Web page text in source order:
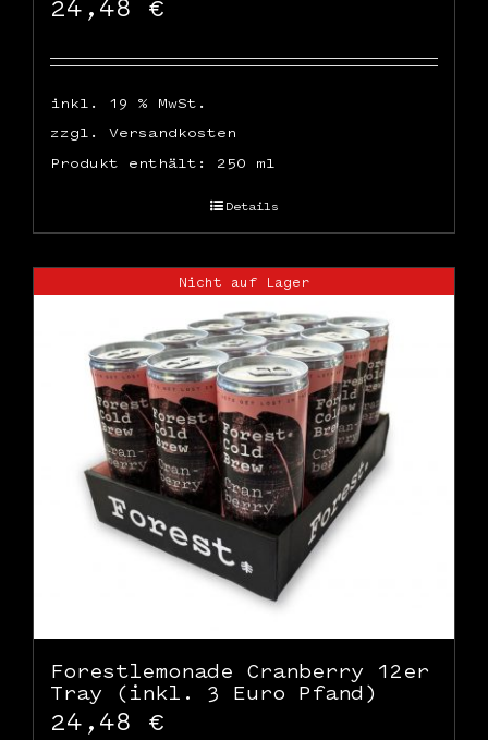
24,48 €
inkl. 19 % MwSt.
zzgl. Versandkosten
Produkt enthält: 250 ml
Details
Nicht auf Lager
Forestlemonade Cranberry 12er
Tray (inkl. 3 Euro Pfand)
24,48 €